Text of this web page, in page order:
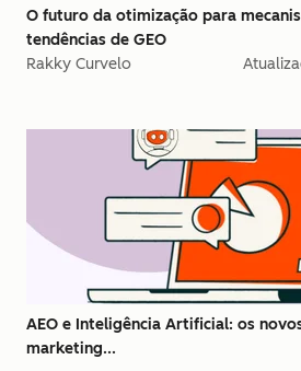
O futuro da otimização para
tendências de GEO
Rakky Curvelo
AEO e Inteligência Artificial: os
marketing...